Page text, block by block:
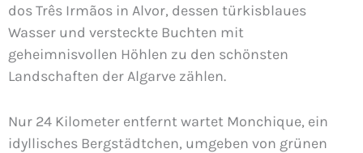
dos Três Irmãos in Alvor, dessen türkisblaues
Wasser und versteckte Buchten mit
geheimnisvollen Höhlen zu den schönsten
Landschaften der Algarve zählen.
Nur 24 Kilometer entfernt wartet Monchique, ein
idyllisches Bergstädtchen, umgeben von grünen